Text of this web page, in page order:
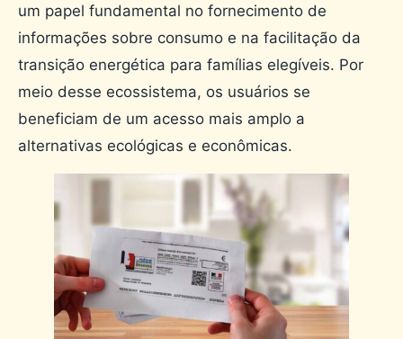
um papel fundamental no fornecimento de
informações sobre consumo e na facilitação da
transição energética para famílias elegíveis. Por
meio desse ecossistema, os usuários se
beneficiam de um acesso mais amplo a
alternativas ecológicas e econômicas.